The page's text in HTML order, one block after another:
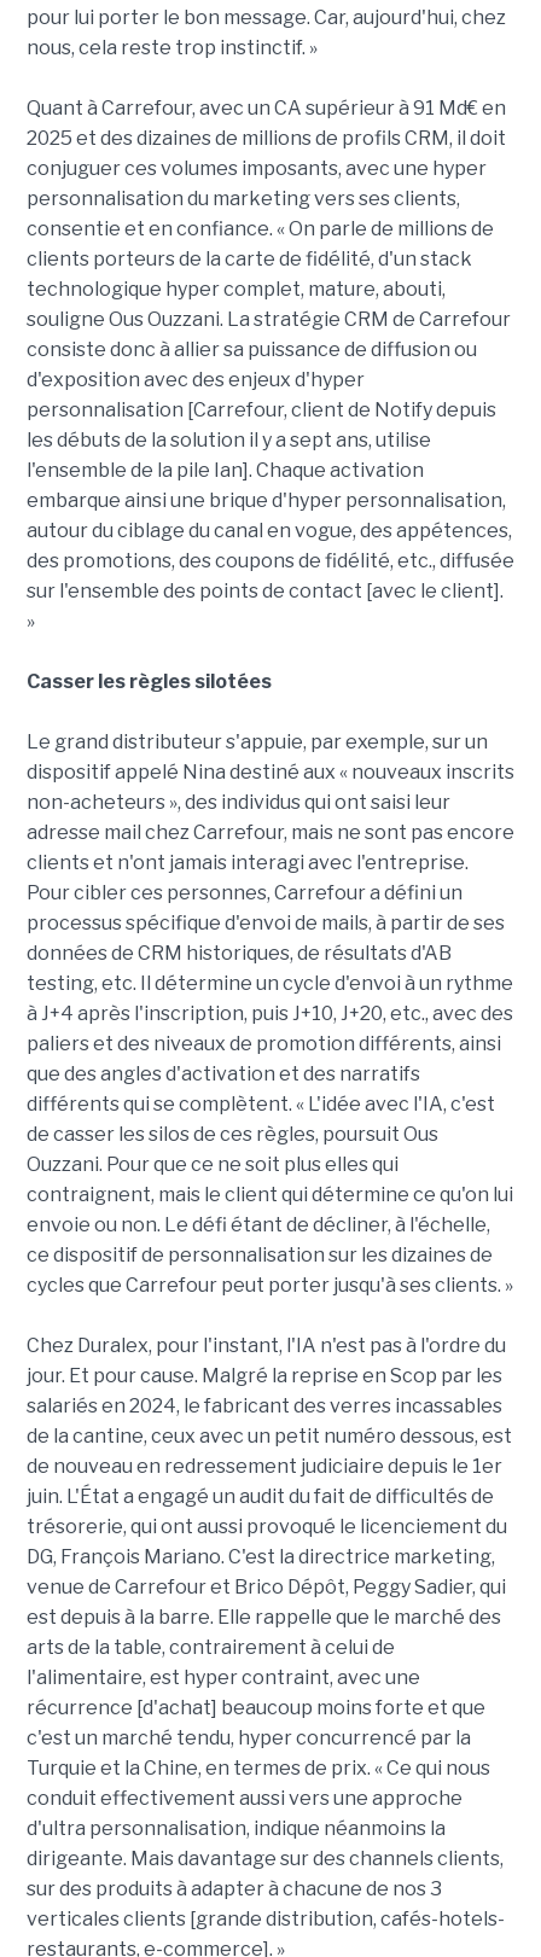
pour lui porter le bon message. Car, aujourd'hui, chez
nous, cela reste trop instinctif. »
Quant à Carrefour, avec un CA supérieur à 91 Md€ en
2025 et des dizaines de millions de profils CRM, il doit
conjuguer ces volumes imposants, avec une hyper
personnalisation du marketing vers ses clients,
consentie et en confiance. « On parle de millions de
clients porteurs de la carte de fidélité, d'un stack
technologique hyper complet, mature, abouti,
souligne Ous Ouzzani. La stratégie CRM de Carrefour
consiste donc à allier sa puissance de diffusion ou
d'exposition avec des enjeux d'hyper
personnalisation [Carrefour, client de Notify depuis
les débuts de la solution il y a sept ans, utilise
l'ensemble de la pile Ian]. Chaque activation
embarque ainsi une brique d'hyper personnalisation,
autour du ciblage du canal en vogue, des appétences,
des promotions, des coupons de fidélité, etc., diffusée
sur l'ensemble des points de contact [avec le client].
»
Casser les règles silotées
Le grand distributeur s'appuie, par exemple, sur un
dispositif appelé Nina destiné aux « nouveaux inscrits
non-acheteurs », des individus qui ont saisi leur
adresse mail chez Carrefour, mais ne sont pas encore
clients et n'ont jamais interagi avec l'entreprise.
Pour cibler ces personnes, Carrefour a défini un
processus spécifique d'envoi de mails, à partir de ses
données de CRM historiques, de résultats d'AB
testing, etc. Il détermine un cycle d'envoi à un rythme
à J+4 après l'inscription, puis J+10, J+20, etc., avec des
paliers et des niveaux de promotion différents, ainsi
que des angles d'activation et des narratifs
différents qui se complètent. « L'idée avec l'IA, c'est
de casser les silos de ces règles, poursuit Ous
Ouzzani. Pour que ce ne soit plus elles qui
contraignent, mais le client qui détermine ce qu'on lui
envoie ou non. Le défi étant de décliner, à l'échelle,
ce dispositif de personnalisation sur les dizaines de
cycles que Carrefour peut porter jusqu'à ses clients. »
Chez Duralex, pour l'instant, l'IA n'est pas à l'ordre du
jour. Et pour cause. Malgré la reprise en Scop par les
salariés en 2024, le fabricant des verres incassables
de la cantine, ceux avec un petit numéro dessous, est
de nouveau en redressement judiciaire depuis le 1er
juin. L'État a engagé un audit du fait de difficultés de
trésorerie, qui ont aussi provoqué le licenciement du
DG, François Mariano. C'est la directrice marketing,
venue de Carrefour et Brico Dépôt, Peggy Sadier, qui
est depuis à la barre. Elle rappelle que le marché des
arts de la table, contrairement à celui de
l'alimentaire, est hyper contraint, avec une
récurrence [d'achat] beaucoup moins forte et que
c'est un marché tendu, hyper concurrencé par la
Turquie et la Chine, en termes de prix. « Ce qui nous
conduit effectivement aussi vers une approche
d'ultra personnalisation, indique néanmoins la
dirigeante. Mais davantage sur des channels clients,
sur des produits à adapter à chacune de nos 3
verticales clients [grande distribution, cafés-hotels-
restaurants, e-commerce]. »